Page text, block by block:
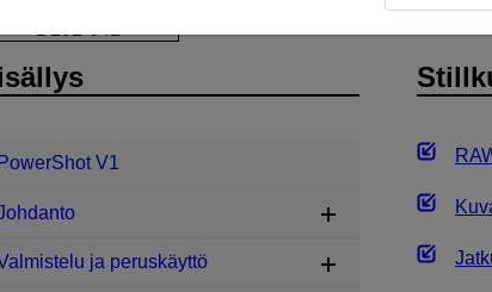
PowerShot V1
ja peruskäyttö